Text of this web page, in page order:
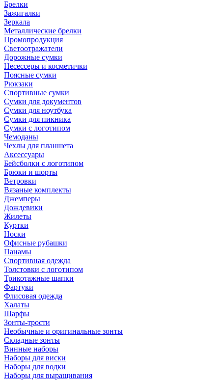
Брелки
Зажигалки
Зеркала
Металлические брелки
Промопродукция
Светоотражатели
Дорожные сумки
Несессеры и косметички
Поясные сумки
Рюкзаки
Спортивные сумки
Сумки для документов
Сумки для ноутбука
Сумки для пикника
Сумки с логотипом
Чемоданы
Чехлы для планшета
Аксессуары
Бейсболки с логотипом
Брюки и шорты
Ветровки
Вязаные комплекты
Джемперы
Дождевики
Жилеты
Куртки
Носки
Офисные рубашки
Панамы
Спортивная одежда
Толстовки с логотипом
Трикотажные шапки
Фартуки
Флисовая одежда
Халаты
Шарфы
Зонты-трости
Необычные и оригинальные зонты
Складные зонты
Винные наборы
Наборы для виски
Наборы для водки
Наборы для выращивания